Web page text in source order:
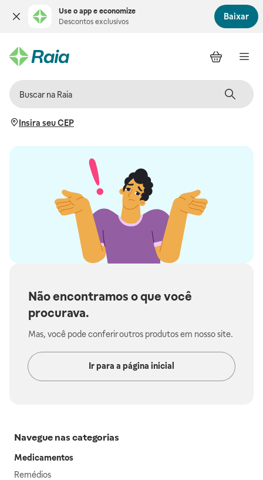
Use o app e economize
Descontos exclusivos
Baixar
Insira seu CEP
Não encontramos o que você
procurava.
Mas, você pode conferir outros produtos em nosso site.
Ir para a página inicial
Navegue nas categorias
Medicamentos
Remédios